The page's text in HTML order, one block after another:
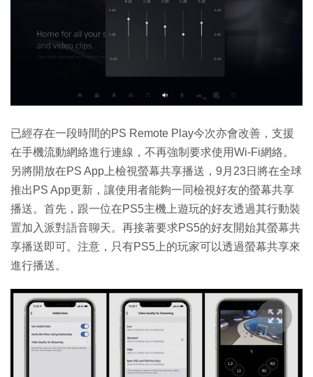
已經存在一段時間的PS Remote Play今次亦會改善，支援
在手機流動網絡進行連線，不再強制要求使用Wi-Fi網絡。
另將開放在PS App上檢視螢幕共享播送，9月23日將在全球
推出PS App更新，讓使用者能夠一同檢視好友的螢幕共享
播送。首先，跟一位在PS5主機上遊玩的好友透過其行動裝
置加入派對語音聊天。再接著要求PS5的好友開始其螢幕共
享播送即可。注意，只有PS5上的玩家可以透過螢幕共享來
進行播送。